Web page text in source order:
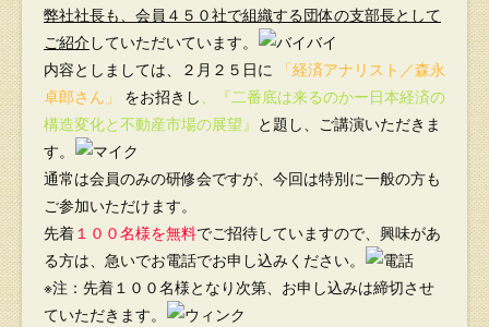
弊社社長も、会員４５０社で組織する団体の支部長として
ご紹介していただいています。
内容としましては、２月２５日に
「経済アナリスト／森永
卓郎さん」
をお招きし、『二番底は来るのかー日本経済の
構造変化と不動産市場の展望』 と題し、ご講演いただきま
す。
通常は会員のみの研修会ですが、今回は特別に一般の方も
ご参加いただけます。
先着１００名様を無料でご招待していますので、興味があ
る方は、急いでお電話でお申し込みください。
※注：先着１００名様となり次第、お申し込みは締切させ
ていただきます。